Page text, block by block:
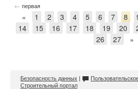
← первая
« 1 2 3 4 5 6 7 8
14
15 16 17 18 19 20
26
27 »
Безопасность данных |
Строительный портал